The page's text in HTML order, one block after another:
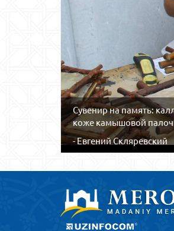
Сувенир на память:
коже камышовой
- Евгений Скляревский